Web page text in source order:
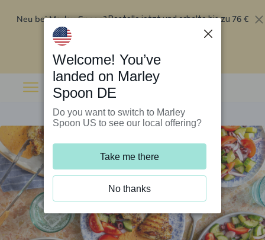
Neu bei Marley Spoon?Bestelle jetzt und erhalte bis zu 76 €
Rabatt auf deine ersten fünf Boxen
Welcome! You’ve
landed on Marley
Spoon DE
Do you want to switch to Marley
Spoon US to see our local offering?
Take me there
No thanks